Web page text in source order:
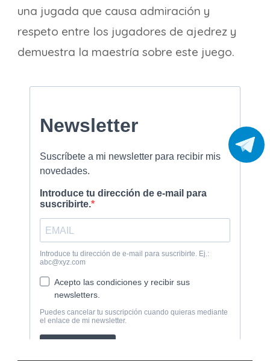
una jugada que causa admiración y
respeto entre los jugadores de ajedrez y
demuestra la maestría sobre este juego.